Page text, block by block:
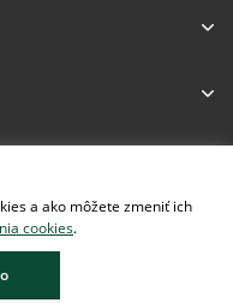
a ako môžete zmeniť ich
cookies.